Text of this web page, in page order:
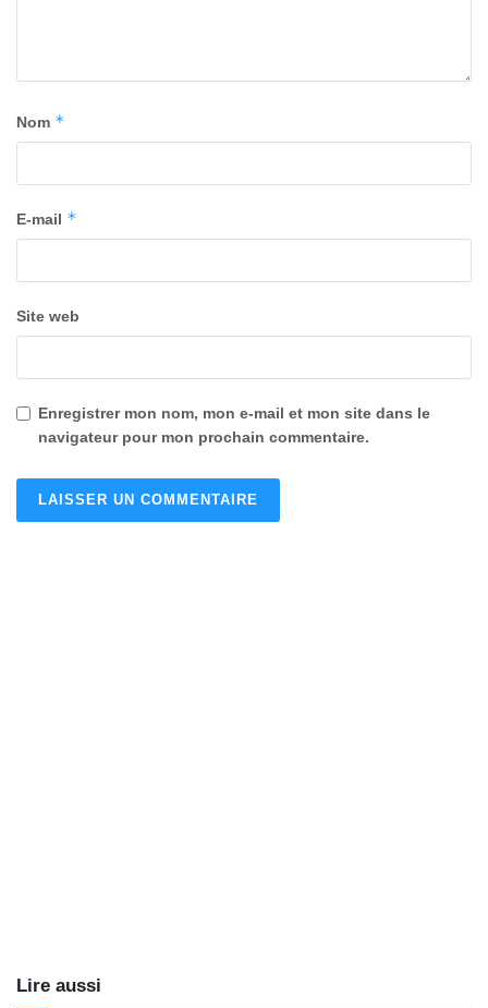
Nom *
E-mail *
Site web
Enregistrer mon nom, mon e-mail et mon site dans le
navigateur pour mon prochain commentaire.
Lire aussi